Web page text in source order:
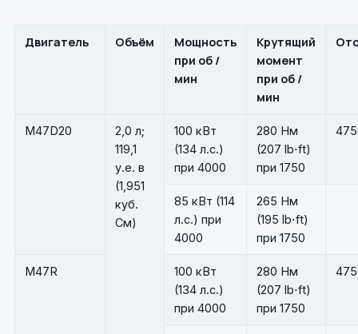
Двигатель Объём
Мощность
при об /
мин
Крутящий
момент
при об /
мин
M47D20
2,0 л;
119,1
у.е. в
(1,951
куб.
См)
100 кВт
(134 л.с.)
при 4000
280 Нм
(207 lb⋅ft)
при 1750
85 кВт (114
л.с.) при
4000
265 Нм
(195 lb⋅ft)
при 1750
M47R
100 кВт
(134 л.с.)
при 4000
280 Нм
(207 lb⋅ft)
при 1750